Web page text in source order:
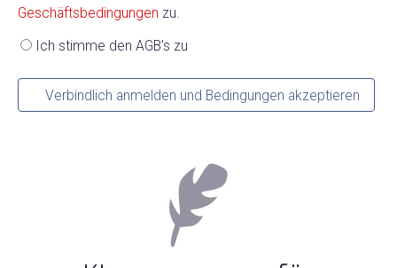
Geschäftsbedingungen zu.
Ich stimme den AGB's zu
Verbindlich anmelden und Bedingungen akzeptieren